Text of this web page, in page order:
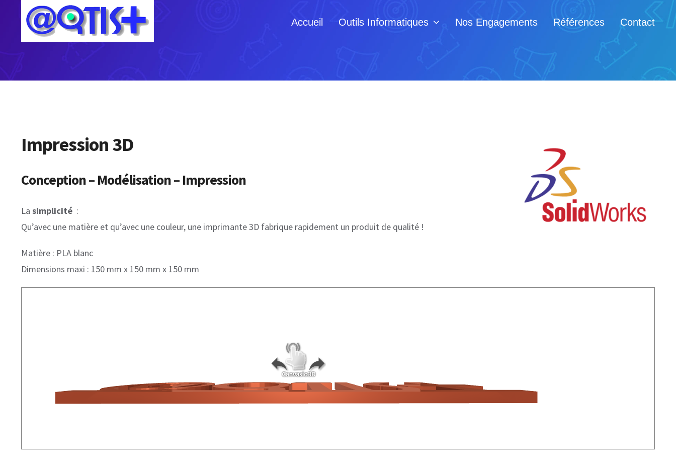
content
Accueil Outils Informatiques Nos Engagements Références Contact
Impression 3D
Conception – Modélisation – Impression
La simplicité :
Qu’avec une matière et qu’avec une couleur, une imprimante 3D fabrique rapidement un produit de qualité !
Matière : PLA blanc
Dimensions maxi : 150 mm x 150 mm x 150 mm